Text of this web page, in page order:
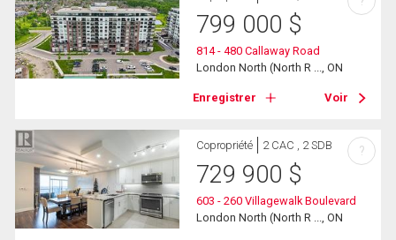
799 000 $
814 - 480 Callaway Road
London North (North R ..., ON
Enregistrer Voir
Copropriété 2 CAC , 2 SDB
729 900 $
603 - 260 Villagewalk Boulevard
London North (North R ..., ON
?